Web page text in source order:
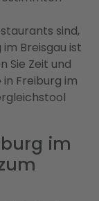
sind,
Breisgau ist
Sie Zeit und
in Freiburg im
im